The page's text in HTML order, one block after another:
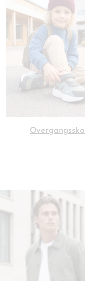
Overgangssko